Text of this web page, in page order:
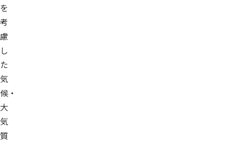
を
考
慮
し
た
気
候・
大
気
質